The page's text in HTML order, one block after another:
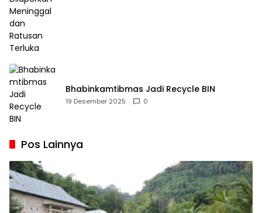
Bhabinkamtibmas Jadi Recycle BIN
19 Desember 2025 0
Pos Lainnya